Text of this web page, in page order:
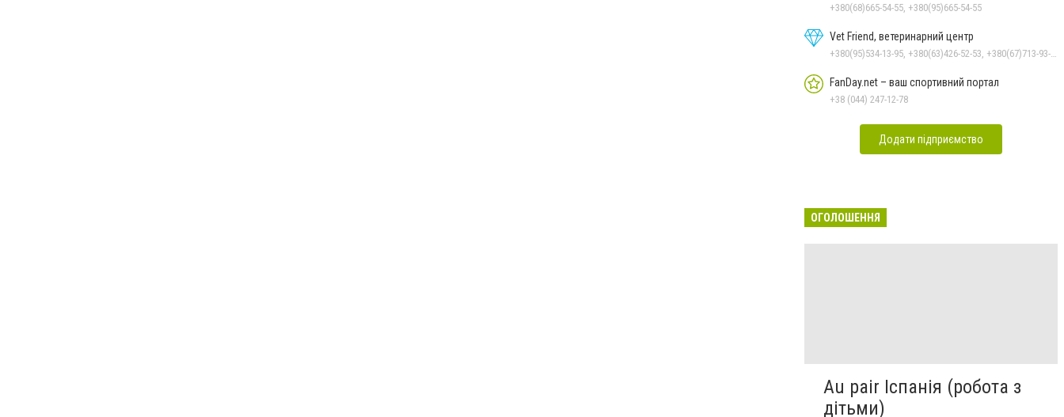
+380(68)665-54-55, +380(95)665-54-55
Vet Friend, ветеринарний центр
FanDay.net – ваш спортивний портал
+38 (044) 247-12-78
Додати підприємство
ОГОЛОШЕННЯ
Au pair Іспанія (робота з
дітьми)